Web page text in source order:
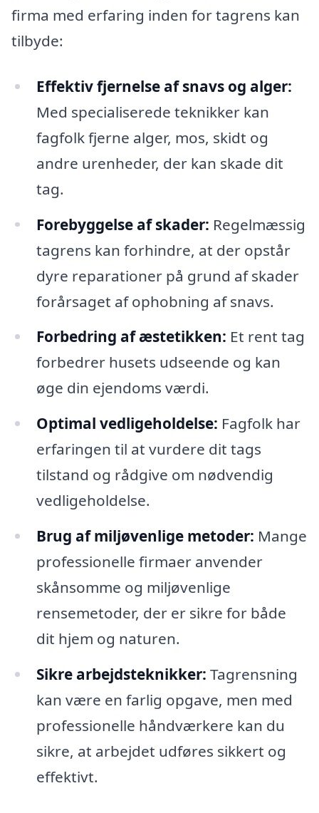
firma med erfaring inden for tagrens kan
tilbyde:
Effektiv fjernelse af snavs og alger:
Med specialiserede teknikker kan
fagfolk fjerne alger, mos, skidt og
andre urenheder, der kan skade dit
tag.
Forebyggelse af skader: Regelmæssig
tagrens kan forhindre, at der opstår
dyre reparationer på grund af skader
forårsaget af ophobning af snavs.
Forbedring af æstetikken: Et rent tag
forbedrer husets udseende og kan
øge din ejendoms værdi.
Optimal vedligeholdelse: Fagfolk har
erfaringen til at vurdere dit tags
tilstand og rådgive om nødvendig
vedligeholdelse.
Brug af miljøvenlige metoder: Mange
professionelle firmaer anvender
skånsomme og miljøvenlige
rensemetoder, der er sikre for både
dit hjem og naturen.
Sikre arbejdsteknikker: Tagrensning
kan være en farlig opgave, men med
professionelle håndværkere kan du
sikre, at arbejdet udføres sikkert og
effektivt.